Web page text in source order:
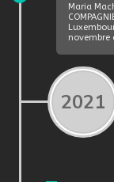
Maria
novembre
2021